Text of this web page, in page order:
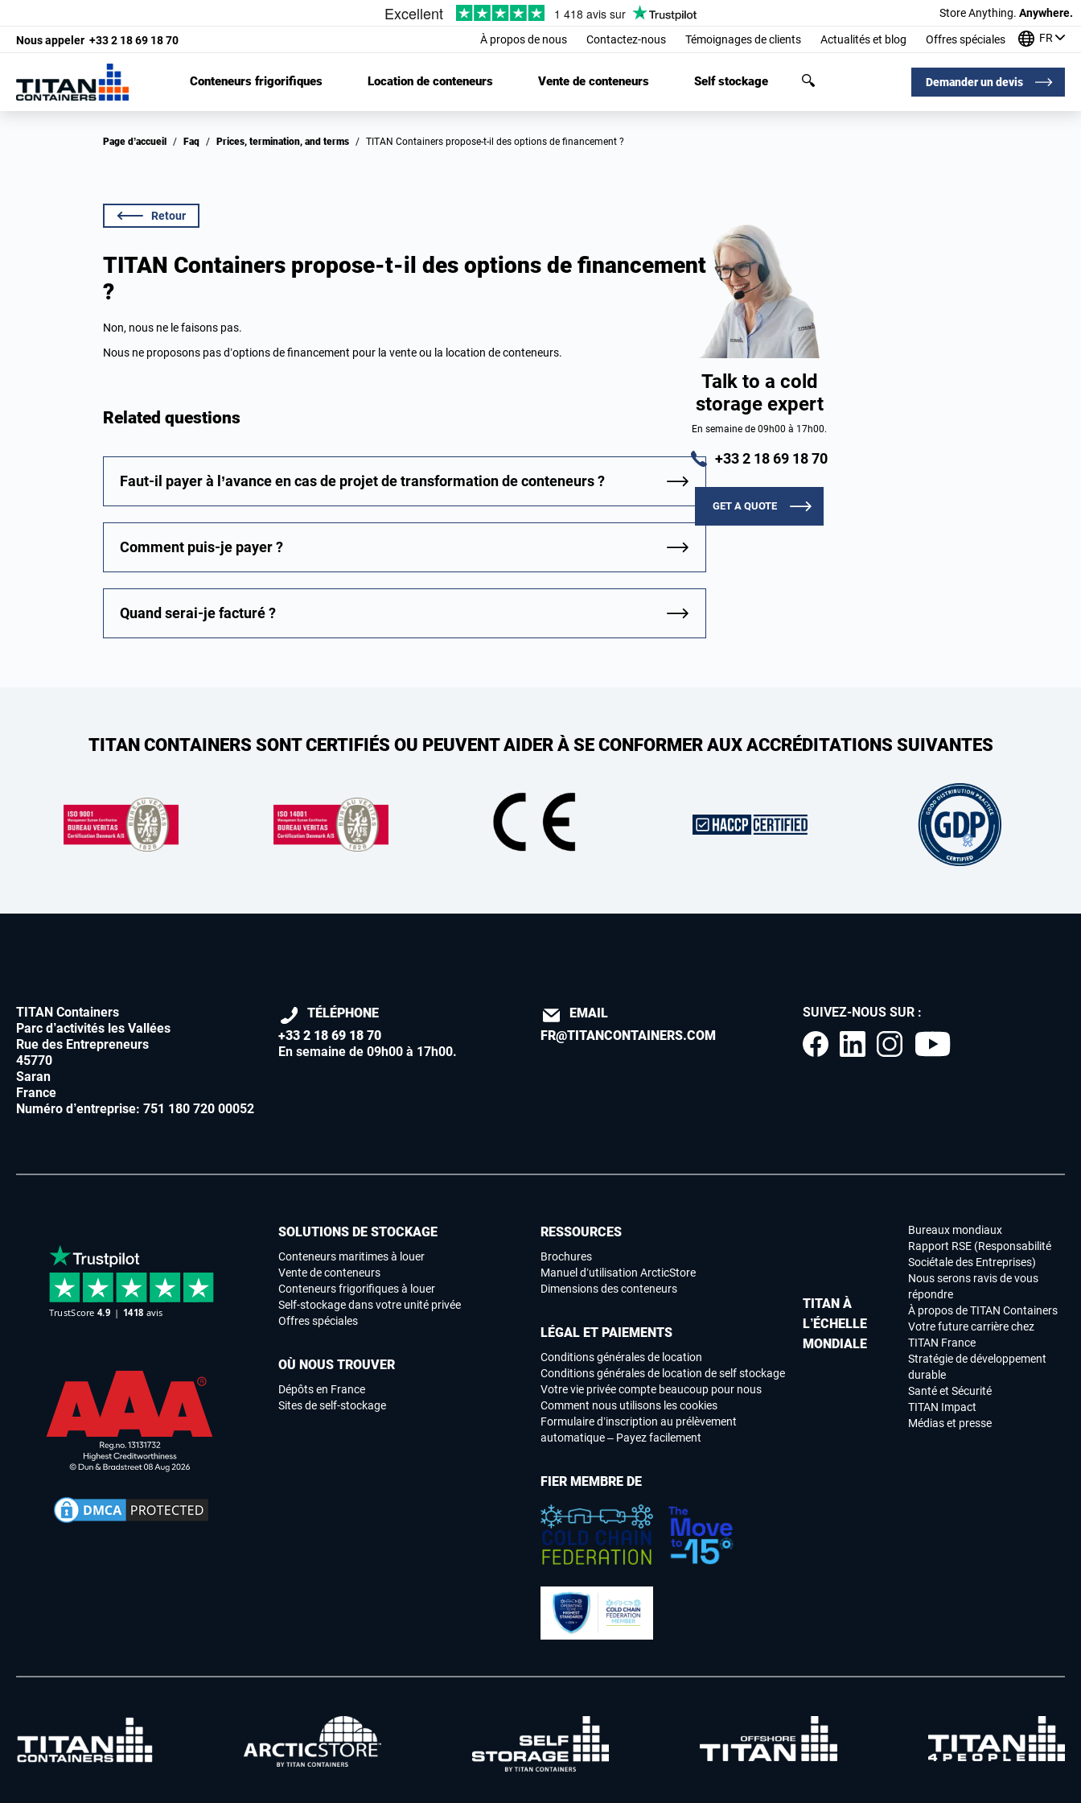
Store Anything. Anywhere.
Nous appeler +33 2 18 69 18 70 À propos de nous Contactez-nous Témoignages de clients Actualités et blog Offres spéciales FR
Conteneurs frigorifiques Location de conteneurs Vente de conteneurs Self stockage Demander un devis
Page d’accueil / Faq / Prices, termination, and terms / TITAN Containers propose-t-il des options de financement ?
Retour
TITAN Containers propose-t-il des options de financement
?
Non, nous ne le faisons pas.
Nous ne proposons pas d’options de financement pour la vente ou la location de conteneurs.
Related questions
Faut-il payer à l’avance en cas de projet de transformation de conteneurs ?
Comment puis-je payer ?
Quand serai-je facturé ?
Talk to a cold
storage expert
En semaine de 09h00 à 17h00.
+33 2 18 69 18 70
GET A QUOTE
TITAN CONTAINERS SONT CERTIFIÉS OU PEUVENT AIDER À SE CONFORMER AUX ACCRÉDITATIONS SUIVANTES
TITAN Containers
Parc d’activités les Vallées
Rue des Entrepreneurs
45770
Saran
France
Numéro d’entreprise: 751 180 720 00052
TÉLÉPHONE
+33 2 18 69 18 70
En semaine de 09h00 à 17h00.
EMAIL
FR@TITANCONTAINERS.COM
SUIVEZ-NOUS SUR :
SOLUTIONS DE STOCKAGE
Conteneurs maritimes à louer
Vente de conteneurs
Conteneurs frigorifiques à louer
Self-stockage dans votre unité privée
Offres spéciales
OÙ NOUS TROUVER
Dépôts en France
Sites de self-stockage
TITAN À
L’ÉCHELLE
MONDIALE
Bureaux mondiaux
Rapport RSE (Responsabilité
Sociétale des Entreprises)
Nous serons ravis de vous
répondre
À propos de TITAN Containers
Votre future carrière chez
TITAN France
Stratégie de développement
durable
Santé et Sécurité
TITAN Impact
Médias et presse
RESSOURCES
Brochures
Manuel d’utilisation ArcticStore
Dimensions des conteneurs
LÉGAL ET PAIEMENTS
Conditions générales de location
Conditions générales de location de self stockage
Votre vie privée compte beaucoup pour nous
Comment nous utilisons les cookies
Formulaire d’inscription au prélèvement
automatique – Payez facilement
FIER MEMBRE DE